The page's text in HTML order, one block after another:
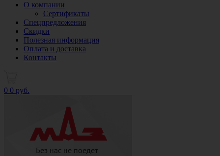
О компании
Сертификаты
Спецпредложения
Скидки
Полезная информация
Оплата и доставка
Контакты
0 0 руб.